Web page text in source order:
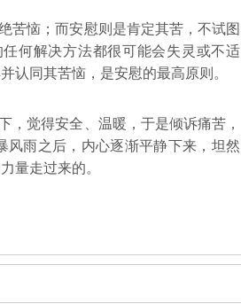
恼；而安慰则是肯定其苦，不试图
何解决方法都很可能会失灵或不适
认同其苦恼，是安慰的最高原则。
觉得安全、温暖，于是倾诉痛苦，
风雨之后，内心逐渐平静下来，坦然
量走过来的。